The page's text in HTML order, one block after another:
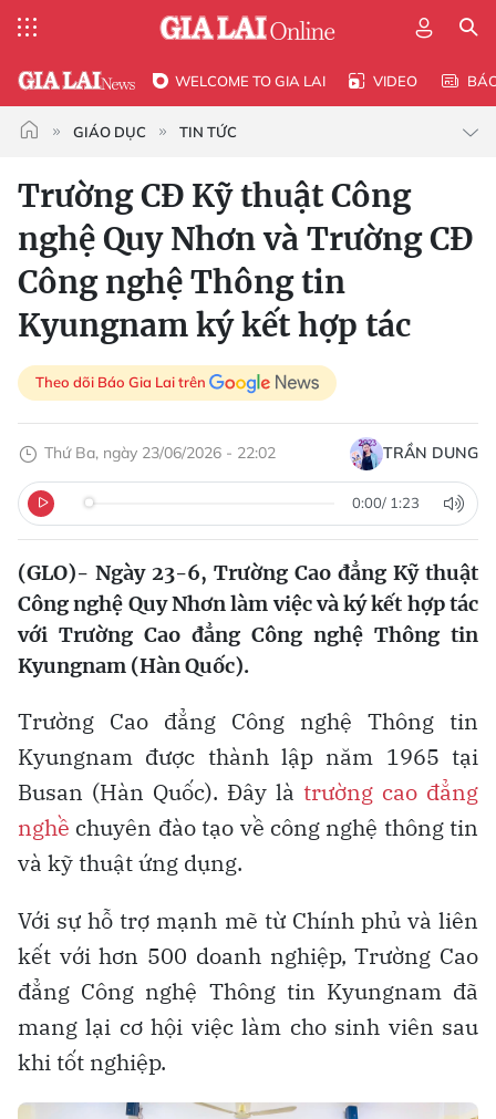
WELCOME TO GIA LAI VIDEO
GIÁO DỤC TIN TỨC
Trường CĐ Kỹ thuật Công
nghệ Quy Nhơn và Trường CĐ
Công nghệ Thông tin
Kyungnam ký kết hợp tác
Theo dõi Báo Gia Lai trên
Thứ Ba, ngày 23/06/2026 - 22:02 TRẦN DUNG
0:00/ 1:23
(GLO)- Ngày 23-6, Trường Cao đẳng Kỹ thuật
Công nghệ Quy Nhơn làm việc và ký kết hợp tác
với Trường Cao đẳng Công nghệ Thông tin
Kyungnam (Hàn Quốc).
Trường Cao đẳng Công nghệ Thông tin
Kyungnam được thành lập năm 1965 tại
Busan (Hàn Quốc). Đây là trường cao đẳng
nghề chuyên đào tạo về công nghệ thông tin
và kỹ thuật ứng dụng.
Với sự hỗ trợ mạnh mẽ từ Chính phủ và liên
kết với hơn 500 doanh nghiệp, Trường Cao
đẳng Công nghệ Thông tin Kyungnam đã
mang lại cơ hội việc làm cho sinh viên sau
khi tốt nghiệp.